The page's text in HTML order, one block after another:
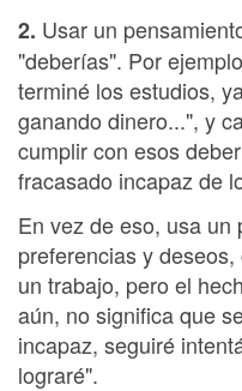
2. Usar un
"deberías". Por
terminé los estudios,
ganando dinero...", y
cumplir con esos
fracasado incapaz de
En vez de eso, usa un
preferencias y
un trabajo, pero el
aún, no significa que
incapaz, seguiré
lograré".